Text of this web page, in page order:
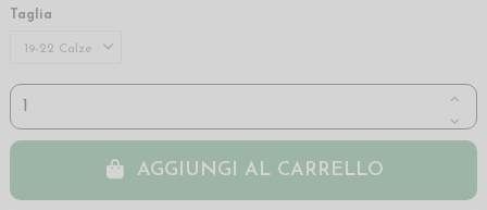
Taglia
AGGIUNGI AL CARRELLO